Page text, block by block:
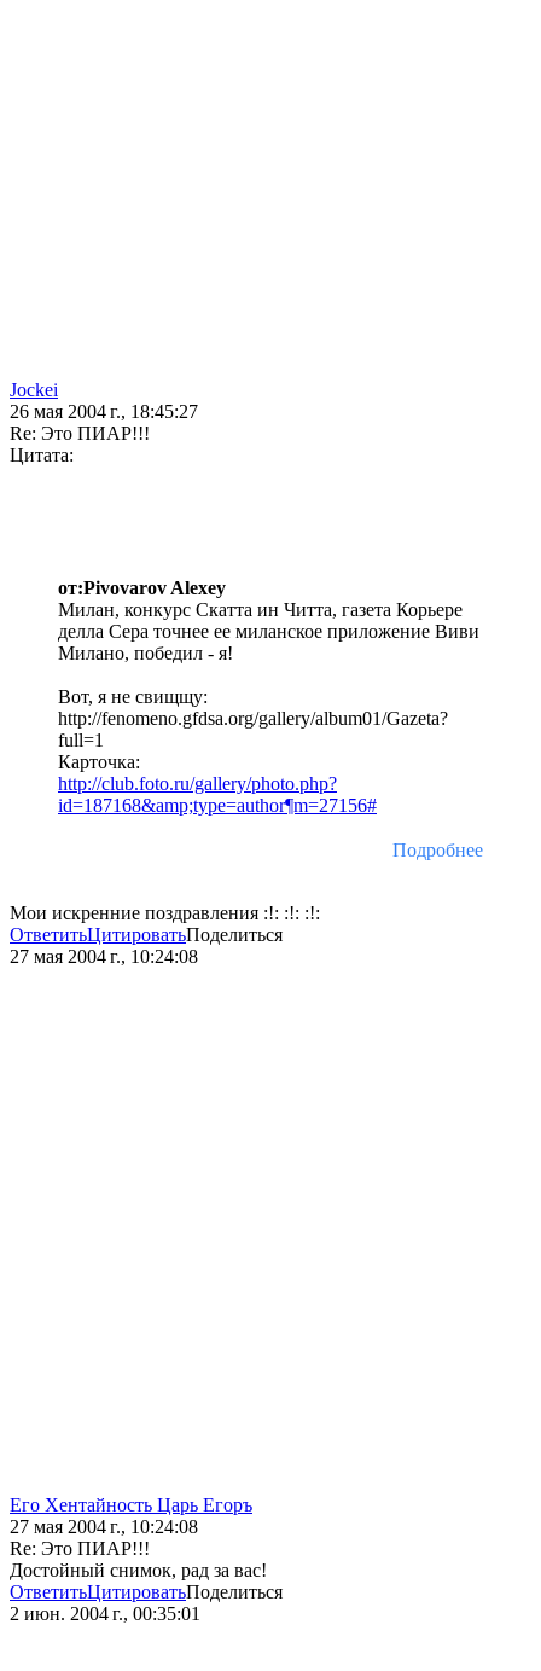
Jockei
26 мая 2004 г., 18:45:27
Re: Это ПИАР!!!
Цитата:
от:Pivovarov Alexey
Милан, конкурс Скатта ин Читта, газета Корьере
делла Сера точнее ее миланское приложение Виви
Милано, победил - я!
Вот, я не свищщу:
http://fenomeno.gfdsa.org/gallery/album01/Gazeta?
full=1
Карточка:
http://club.foto.ru/gallery/photo.php?
id=187168&amp;type=author¶m=27156#
Подробнее
Мои искренние поздравления :!: :!: :!:
ОтветитьЦитироватьПоделиться
27 мая 2004 г., 10:24:08
Его Хентайность Царь Егоръ
27 мая 2004 г., 10:24:08
Re: Это ПИАР!!!
Достойный снимок, рад за вас!
ОтветитьЦитироватьПоделиться
2 июн. 2004 г., 00:35:01